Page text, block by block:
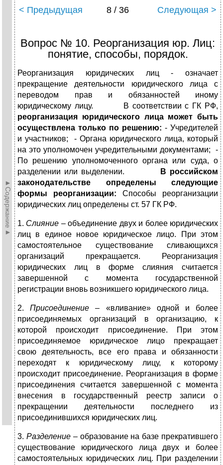
►Содержание►
< Предыдущая 8 / 36 Следующая >
Вопрос № 10. Реорганизация юр. Лиц:
понятие, способы, порядок.
Реорганизация юридических лиц - означает
прекращение деятельности юридического лица с
переводом прав и обязанностей иному
юридическому лицу. В соответствии с ГК РФ,
реорганизация юридического лица может быть
осуществлена только по решению: - Учредителей
и участников; - Органа юридического лица, который
на это уполномочен учредительными документами; -
По решению уполномоченного органа или суда, о
разделении или выделении.
В российском
законодательстве определены следующие
формы реорганизации: Способы реорганизации
юридических лиц определены ст. 57 ГК РФ.
1. Слияние – объединение двух и более юридических
лиц в единое новое юридическое лицо. При этом
самостоятельное существование сливающихся
организаций прекращается. Реорганизация
юридических лиц в форме слияния считается
завершенной с момента государственной
регистрации вновь возникшего юридического лица.
2.Присоединение – «вливание» одной и более
присоединяемых организаций в организацию, к
которой происходит присоединение. При этом
присоединяемое юридическое лицо прекращает
свою деятельность, все его права и обязанности
переходят к юридическому лицу, к которому
происходит присоединение. Реорганизация в форме
присоединения считается завершенной с момента
внесения в государственный реестр записи о
прекращении деятельности последнего из
присоединившихся юридических лиц.
3. Разделение– образование на базе прекратившего
существование юридического лица двух и более
самостоятельных юридических лиц. При разделении